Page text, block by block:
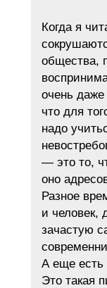
Когда я
общества,
очень
что для
надо
— это то,
оно
Разное
и человек,
зачастую
А еще есть
Это такая